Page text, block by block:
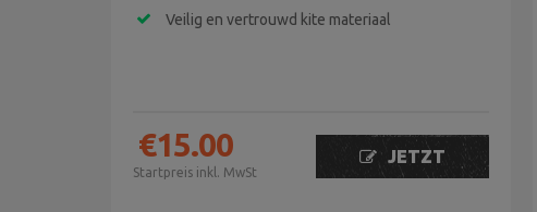
Veilig en vertrouwd kite materiaal
€15.00
Startpreis inkl. MwSt
JETZT